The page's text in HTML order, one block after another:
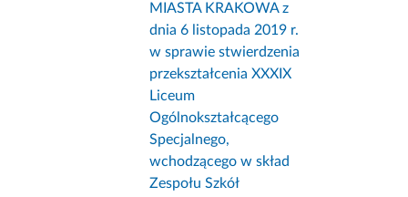
MIASTA KRAKOWA z
dnia 6 listopada 2019 r.
w sprawie stwierdzenia
przekształcenia XXXIX
Liceum
Ogólnokształcącego
Specjalnego,
wchodzącego w skład
Zespołu Szkół